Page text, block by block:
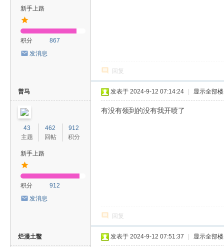
新手上路
积分
867
发消息
回复
普马
43
主题
462
回帖
912
积分
新手上路
积分
912
发消息
发表于 2024-9-12 07:14:24 显示全部
有没有领到的没有我开喷了
回复
烂漫土鳖 发表于 2024-9-12 07:51:37 显示全部